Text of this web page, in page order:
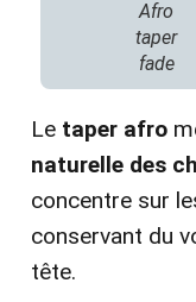
Afro
taper
fade
Le taper afro
naturelle des
concentre sur
conservant du
tête.